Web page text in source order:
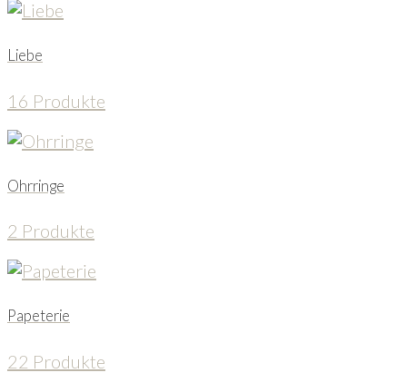
Liebe
16 Produkte
Ohrringe
2 Produkte
Papeterie
22 Produkte